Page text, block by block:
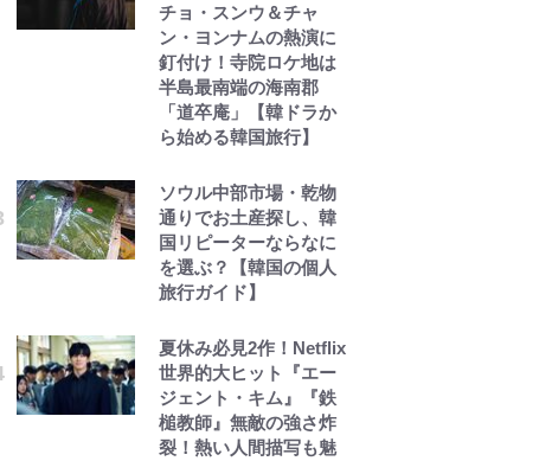
チョ・スンウ＆チャ
ン・ヨンナムの熱演に
釘付け！寺院ロケ地は
半島最南端の海南郡
「道卒庵」【韓ドラか
ら始める韓国旅行】
ソウル中部市場・乾物
通りでお土産探し、韓
国リピーターならなに
を選ぶ？【韓国の個人
旅行ガイド】
夏休み必見2作！Netflix
世界的大ヒット『エー
ジェント・キム』『鉄
槌教師』無敵の強さ炸
裂！熱い人間描写も魅